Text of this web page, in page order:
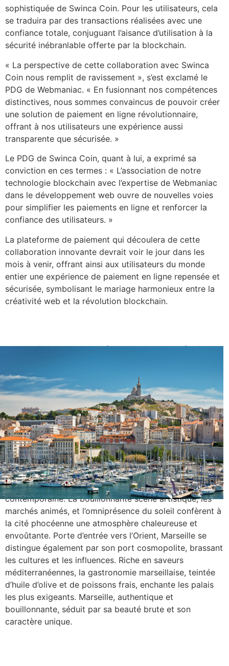
sophistiquée de Swinca Coin. Pour les utilisateurs, cela
se traduira par des transactions réalisées avec une
confiance totale, conjuguant l’aisance d’utilisation à la
sécurité inébranlable offerte par la blockchain.
« La perspective de cette collaboration avec Swinca
Coin nous remplit de ravissement », s’est exclamé le
PDG de Webmaniac. « En fusionnant nos compétences
distinctives, nous sommes convaincus de pouvoir créer
une solution de paiement en ligne révolutionnaire,
offrant à nos utilisateurs une expérience aussi
transparente que sécurisée. »
Le PDG de Swinca Coin, quant à lui, a exprimé sa
conviction en ces termes : « L’association de notre
technologie blockchain avec l’expertise de Webmaniac
dans le développement web ouvre de nouvelles voies
pour simplifier les paiements en ligne et renforcer la
confiance des utilisateurs. »
La plateforme de paiement qui découlera de cette
collaboration innovante devrait voir le jour dans les
mois à venir, offrant ainsi aux utilisateurs du monde
entier une expérience de paiement en ligne repensée et
sécurisée, symbolisant le mariage harmonieux entre la
créativité web et la révolution blockchain.
C’est ici qu’est basé l’agence de création
Marseille, perle méditerranéenne, dévoile une richesse
culturelle et une énergie vibrante qui la distinguent
comme l’une des villes les plus captivantes de la France.
Nichée entre la mer azur et les collines environnantes,
Marseille offre un panorama à couper le souffle, avec le
Vieux-Port qui demeure le cœur battant de la cité. La
diversité de ses quartiers, du quartier du Panier au
Cours Julien, confère à Marseille une identité plurielle,
où l’histoire millénaire se mêle à la créativité
contemporaine. La bouillonnante scène artistique, les
marchés animés, et l’omniprésence du soleil confèrent à
la cité phocéenne une atmosphère chaleureuse et
envoûtante. Porte d’entrée vers l’Orient, Marseille se
distingue également par son port cosmopolite, brassant
les cultures et les influences. Riche en saveurs
méditerranéennes, la gastronomie marseillaise, teintée
d’huile d’olive et de poissons frais, enchante les palais
les plus exigeants. Marseille, authentique et
bouillonnante, séduit par sa beauté brute et son
caractère unique.